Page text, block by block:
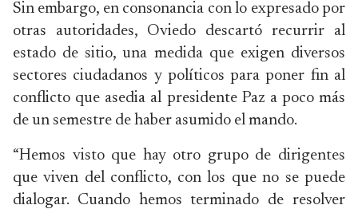
Sin embargo, en consonancia con lo expresado por
otras autoridades, Oviedo descartó recurrir al
estado de sitio, una medida que exigen diversos
sectores ciudadanos y políticos para poner fin al
conflicto que asedia al presidente Paz a poco más
de un semestre de haber asumido el mando.
“Hemos visto que hay otro grupo de dirigentes
que viven del conflicto, con los que no se puede
dialogar. Cuando hemos terminado de resolver